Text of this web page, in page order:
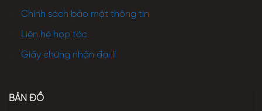
Chính sách bảo mật thông tin
Liên hệ hợp tác
Giấy chứng nhận đại lí
BẢN ĐỒ